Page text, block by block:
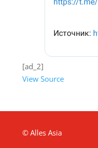
[ad_2]
View Source
© Alles Asia